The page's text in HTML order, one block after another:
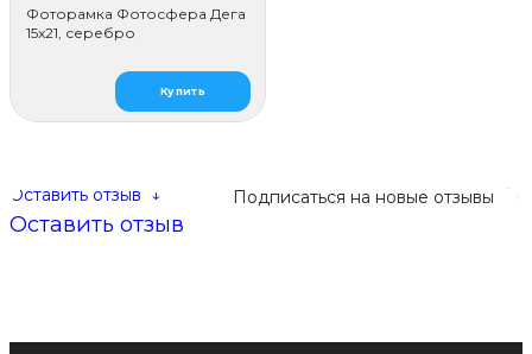
Фоторамка Фотосфера Дега
15x21, серебро
Купить
Подписаться на новые отзывы
Оставить отзыв ↓
Оставить отзыв